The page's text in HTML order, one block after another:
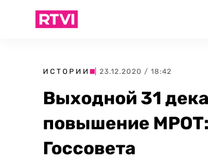
ИСТОРИИ | 23.12.2020 / 18:42
Выходной 31
повышение МРОТ:
Госсовета